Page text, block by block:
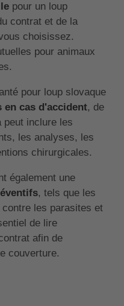
pour un loup
contrat et de la
choisissez.
pour animaux
pour loup slovaque
en cas d'accident, de
peut inclure les
les analyses, les
chirurgicales.
également une
, tels que les
les parasites et
de lire
afin de
couverture.